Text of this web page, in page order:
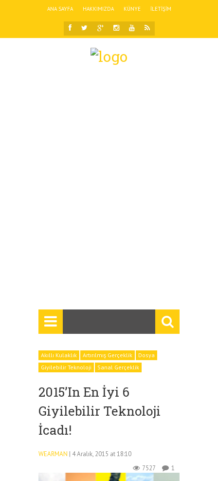
ANA SAYFA HAKKIMIZDA KÜNYE İLETIŞIM
Akıllı Kulaklık Artırılmış Gerçeklik
Dosya
Giyilebilir Teknoloji
Sanal Gerçeklik
2015’in En İyi 6
Giyilebilir Teknoloji
İcadı!
WEARMAN | 4 Aralık, 2015 at 18:10
7527
1